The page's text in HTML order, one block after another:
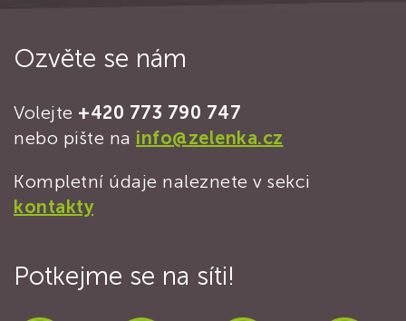
Ozvěte se nám
Volejte +420 773 790 747
nebo pište na info@zelenka.cz
Kompletní údaje naleznete v sekci
kontakty
Potkejme se na síti!